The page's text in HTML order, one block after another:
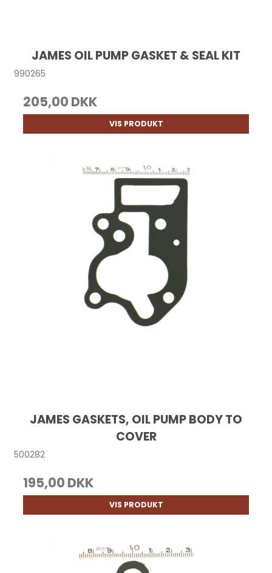
JAMES OIL PUMP GASKET & SEAL KIT
990265
205,00 DKK
VIS PRODUKT
JAMES GASKETS, OIL PUMP BODY TO
COVER
500282
195,00 DKK
VIS PRODUKT